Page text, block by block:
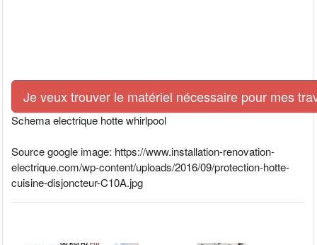
Je veux trouver le matériel nécessaire pour mes
Schema electrique hotte whirlpool
Source google image: https://www.installation-renovation-
electrique.com/wp-content/uploads/2016/09/protection-hotte-
cuisine-disjoncteur-C10A.jpg